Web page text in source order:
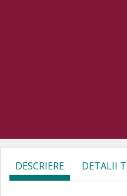
DESCRIERE DETALII